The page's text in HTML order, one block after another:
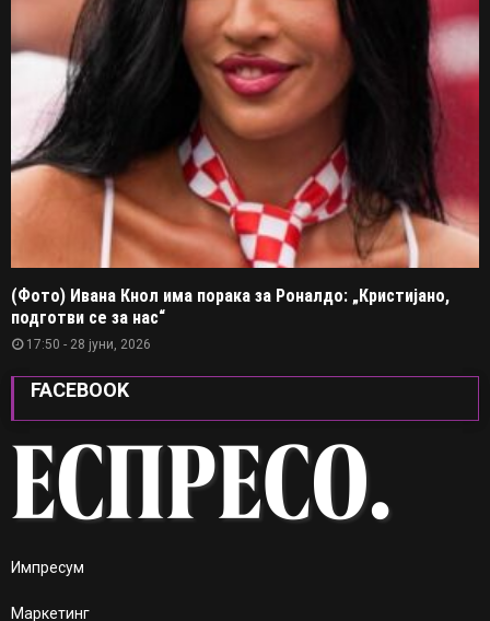
(Фото) Ивана Кнол има порака за Роналдо: „Кристијано,
подготви се за нас“
17:50 - 28 јуни, 2026
FACEBOOK
Импресум
Маркетинг